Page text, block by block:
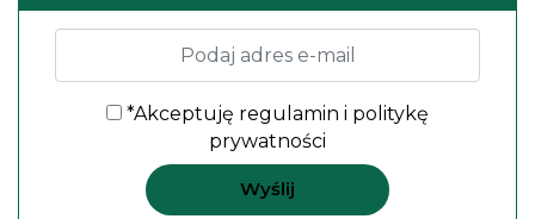
*Akceptuję regulamin i politykę
prywatności